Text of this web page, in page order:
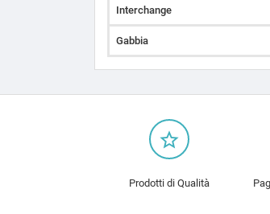
Interchange
Gabbia
star_border
Prodotti di Qualità